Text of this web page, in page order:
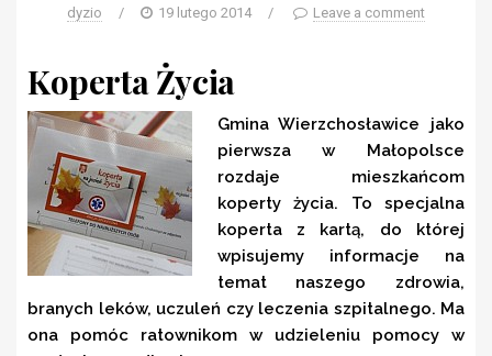
dyzio / 19 lutego 2014 / Leave a comment
Koperta Życia
Gmina Wierzchosławice jako
pierwsza w Małopolsce
rozdaje mieszkańcom
koperty życia. To specjalna
koperta z kartą, do której
wpisujemy informacje na
temat naszego zdrowia,
branych leków, uczuleń czy leczenia szpitalnego. Ma
ona pomóc ratownikom w udzieleniu pomocy w